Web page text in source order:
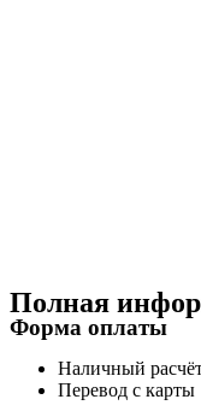
Полная
Форма оплаты
Наличный
Перевод с карты